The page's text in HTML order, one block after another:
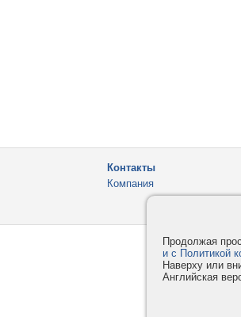
Контакты
Компания
Продолжая
и с Политикой
Наверху или
Английская